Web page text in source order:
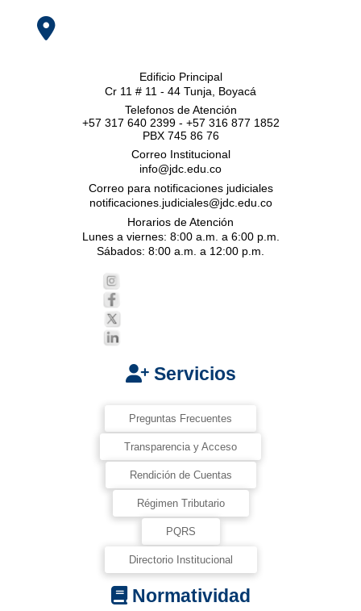
Edificio Principal
Cr 11 # 11 - 44 Tunja, Boyacá
Telefonos de Atención
+57 317 640 2399 - +57 316 877 1852
PBX 745 86 76
Correo Institucional
info@jdc.edu.co
Correo para notificaciones judiciales
notificaciones.judiciales@jdc.edu.co
Horarios de Atención
Lunes a viernes: 8:00 a.m. a 6:00 p.m.
Sábados: 8:00 a.m. a 12:00 p.m.
Servicios
Preguntas Frecuentes
Transparencia y Acceso
Rendición de Cuentas
Régimen Tributario
PQRS
Directorio Institucional
Normatividad